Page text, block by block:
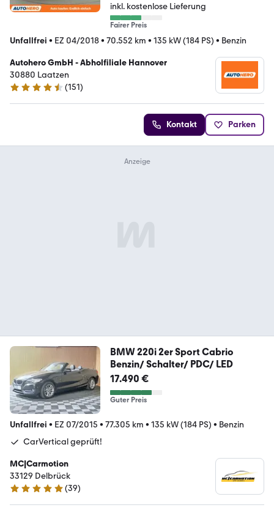
inkl. kostenlose Lieferung
Fairer Preis
Unfallfrei • EZ 04/2018• 70.552 km • 135 kW (184 PS) • Benzin
Autohero GmbH - Abholfiliale Hannover
30880 Laatzen
4.7 Sterne
(151)
Kontakt Parken
BMW 220i 2er Sport Cabrio
Benzin/ Schalter/ PDC/ LED
17.490 €
Guter Preis
Unfallfrei • EZ 07/2015 • 77.305 km • 135 kW (184 PS) • Benzin
CarVertical geprüft!
MC|Carmotion
33129 Delbrück
5 Sterne
(39)